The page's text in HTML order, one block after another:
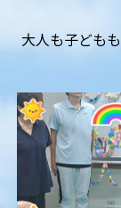
大人も子ども